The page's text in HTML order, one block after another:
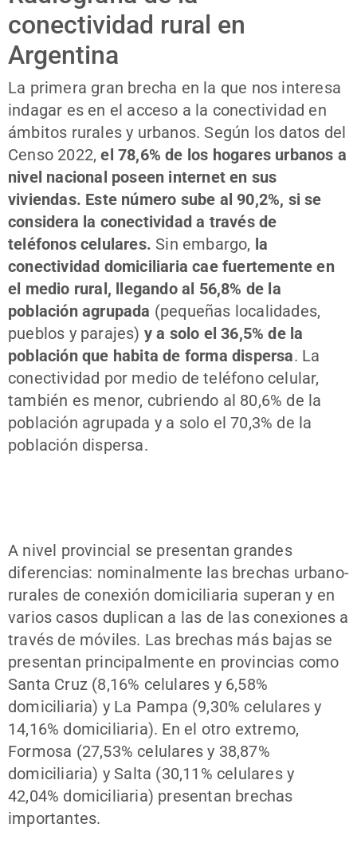
conectividad rural en
Argentina
La primera gran brecha en la que nos interesa
indagar es en el acceso a la conectividad en
ámbitos rurales y urbanos. Según los datos del
Censo 2022,el 78,6% de los hogares urbanos a
nivel nacional poseen internet en sus
viviendas. Este número sube al 90,2%, si se
considera la conectividad a través de
teléfonos celulares. Sin embargo, la
conectividad domiciliaria cae fuertemente en
el medio rural, llegando al 56,8% de la
población agrupada (pequeñas localidades,
pueblos y parajes) y a solo el 36,5% de la
población que habita de forma dispersa. La
conectividad por medio de teléfono celular,
también es menor, cubriendo al 80,6% de la
población agrupada y a solo el 70,3% de la
población dispersa.
A nivel provincial se presentan grandes
diferencias: nominalmente las brechas urbano-
rurales de conexión domiciliaria superan y en
varios casos duplican a las de las conexiones a
través de móviles. Las brechas más bajas se
presentan principalmente en provincias como
Santa Cruz (8,16% celulares y 6,58%
domiciliaria) y La Pampa (9,30% celulares y
14,16% domiciliaria). En el otro extremo,
Formosa (27,53% celulares y 38,87%
domiciliaria) y Salta (30,11% celulares y
42,04% domiciliaria) presentan brechas
importantes.